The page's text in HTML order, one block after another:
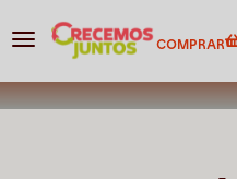
COMPRAR